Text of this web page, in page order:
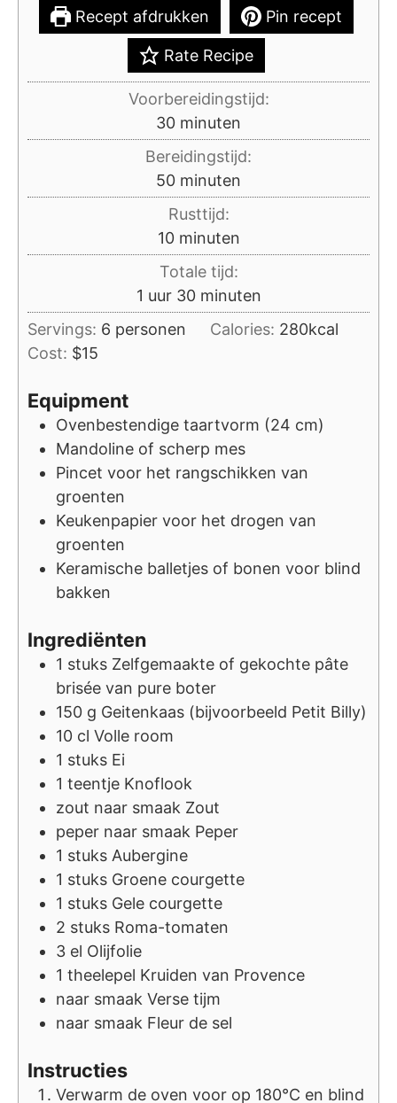
Recept afdrukken Pin recept
Rate Recipe
Voorbereidingstijd:
30minuten
minuten
Bereidingstijd:
50minuten
minuten
Rusttijd:
10minuten
minuten
Totale tijd:
1 uur
uur 30minuten
minuten
Servings: 6 personen Calories: 280kcal
Cost: $15
Equipment
Ovenbestendige taartvorm (24 cm)
Mandoline of scherp mes
Pincet voor het rangschikken van
groenten
Keukenpapier voor het drogen van
groenten
Keramische balletjes of bonen voor blind
bakken
Ingrediënten
1 stuks Zelfgemaakte of gekochte pâte
brisée van pure boter
150 g Geitenkaas (bijvoorbeeld Petit Billy)
10 cl Volle room
1 stuks Ei
1 teentje Knoflook
zout naar smaak Zout
peper naar smaak Peper
1 stuks Aubergine
1 stuks Groene courgette
1 stuks Gele courgette
2 stuks Roma-tomaten
3 el Olijfolie
1 theelepel Kruiden van Provence
naar smaak Verse tijm
naar smaak Fleur de sel
Instructies
Verwarm de oven voor op 180°C en blind